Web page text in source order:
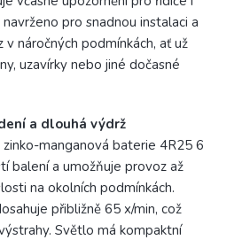
pro snadnou instalaci a
náročných podmínkách, ať už
uzavírky nebo jiné dočasné
a dlouhá výdrž
zinko-manganová baterie 4R25 6
balení a umožňuje provoz až
na okolních podmínkách.
přibližně 65 x/min, což
Světlo má kompaktní